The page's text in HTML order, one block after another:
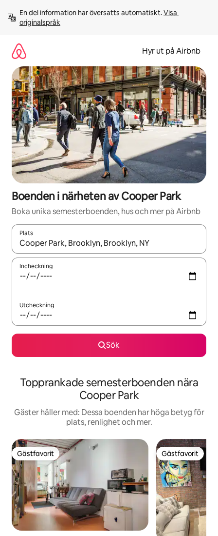
innehåll
En del information har översatts automatiskt. Visa
originalspråk
Hyr ut på Airbnb
Boenden i närheten av Cooper Park
Boka unika semesterboenden, hus och mer på Airbnb
Plats
När resultaten är tillgängliga kan du navigera med upp- och
Incheckning
Utcheckning
Sök
Topprankade semesterboenden nära
Cooper Park
Gäster håller med: Dessa boenden har höga betyg för
plats, renlighet och mer.
Gästfavorit
Gästfavorit Gästfavorit
Gästfavorit